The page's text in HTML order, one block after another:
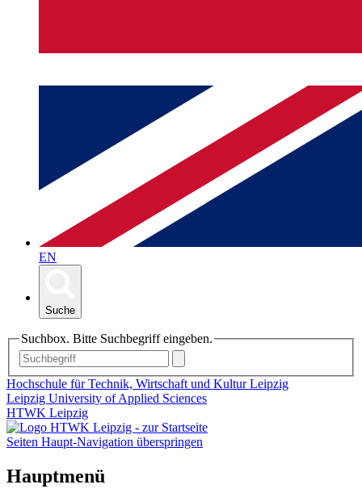
EN
Suche
Suchbox. Bitte Suchbegriff eingeben.
Hochschule für Technik, Wirtschaft und Kultur Leipzig
Leipzig University of Applied Sciences
HTWK Leipzig
Seiten Haupt-Navigation überspringen
Hauptmenü